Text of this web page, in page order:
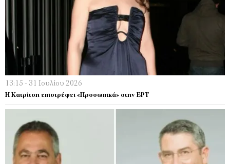
13:15 - 31 Ιουλίου 2026
Η Κατρίτση επιστρέφει «Προσωπικά» στην ΕΡΤ